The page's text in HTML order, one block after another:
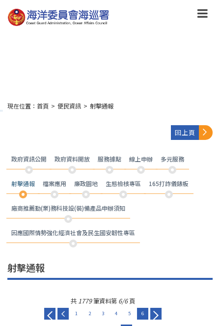
到
主
:::
現在位置： 首頁 > 便民資訊 > 射擊通報
回上頁
政府資訊公開 政府資料開放 服務據點 線上申辦 多元服務
射擊通報 檔案應用 廉政園地 生態檢核專區 165打詐儀錶板
廠商推薦勤(業)務科技設(裝)備產品申辦須知
因應國際情勢強化經濟社會及民生國安韌性專區
射擊通報
共 1779筆資料第 6/6頁
1 2 3 4 5 6